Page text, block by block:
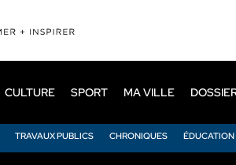
TRAVAUX PUBLICS CHRONIQUES ÉDUCATION
CULTURE SPORT MA VILLE